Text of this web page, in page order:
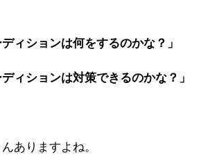
ディションは何をするのかな？」
ディションは対策できるのかな？」
ありますよね。